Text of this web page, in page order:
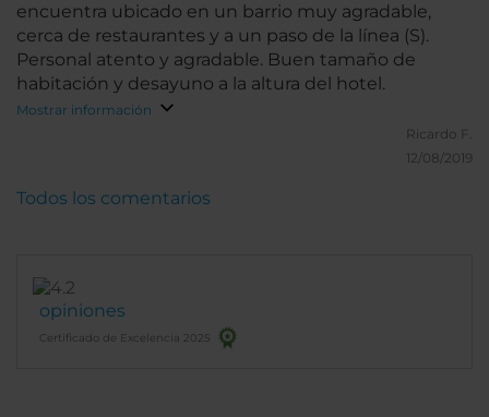
encuentra ubicado en un barrio muy agradable,
cerca de restaurantes y a un paso de la línea (S).
Personal atento y agradable. Buen tamaño de
habitación y desayuno a la altura del hotel.
Mostrar información
Ricardo F.
12/08/2019
opiniones
Certificado de Excelencia 2025
Todos los comentarios